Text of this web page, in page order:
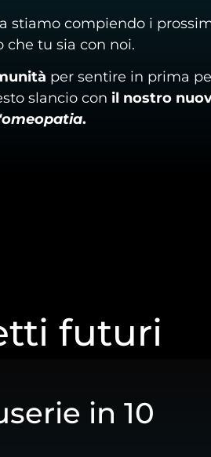
stiamo compiendo i
che tu sia con noi.
per sentire in prima
slancio con il nostro
.
futuri
in 10